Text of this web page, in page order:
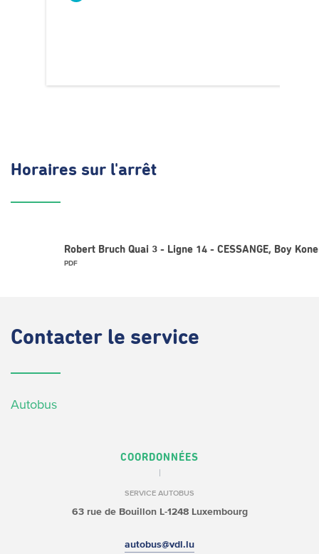
Horaires sur l'arrêt
Robert Bruch Quai 3 - Ligne 14 - CESSANGE, Boy
PDF
Contacter le service
Autobus
COORDONNÉES
SERVICE AUTOBUS
63 rue de BouillonL-1248 Luxembourg
autobus@vdl.lu